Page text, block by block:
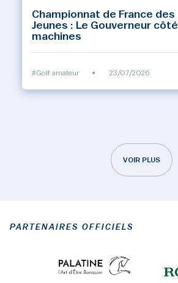
Championnat de France des
Jeunes : Le Gouverneur côté
machines
#Golf amateur • 23/07/2026
VOIR PLUS
PARTENAIRES OFFICIELS